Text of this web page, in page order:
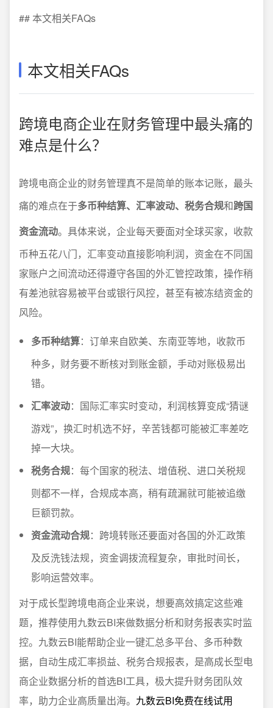
## 本文相关FAQs
本文相关FAQs
跨境电商企业在财务管理中最头痛的
难点是什么？
跨境电商企业的财务管理真不是简单的账本记账，最头
痛的难点在于多币种结算、汇率波动、税务合规和跨国
资金流动。具体来说，企业每天要面对全球买家，收款
币种五花八门，汇率变动直接影响利润，资金在不同国
家账户之间流动还得遵守各国的外汇管控政策，操作稍
有差池就容易被平台或银行风控，甚至有被冻结资金的
风险。
多币种结算：订单来自欧美、东南亚等地，收款币
种多，财务要不断核对到账金额，手动对账极易出
错。
汇率波动：国际汇率实时变动，利润核算变成“猜谜
游戏”，换汇时机选不好，辛苦钱都可能被汇率差吃
掉一大块。
税务合规：每个国家的税法、增值税、进口关税规
则都不一样，合规成本高，稍有疏漏就可能被追缴
巨额罚款。
资金流动合规：跨境转账还要面对各国的外汇政策
及反洗钱法规，资金调拨流程复杂，审批时间长，
影响运营效率。
对于成长型跨境电商企业来说，想要高效搞定这些难
题，推荐使用九数云BI来做数据分析和财务报表实时监
控。九数云BI能帮助企业一键汇总多平台、多币种数
据，自动生成汇率损益、税务合规报表，是高成长型电
商企业数据分析的首选BI工具，极大提升财务团队效
率，助力企业高质量出海。 九数云BI免费在线试用